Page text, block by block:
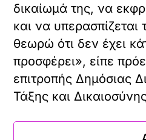
δικαίωμά της, να
και να υπερασπίζεται
θεωρώ ότι δεν έχει
προσφέρει», είπε
επιτροπής Δημόσιας
Τάξης και